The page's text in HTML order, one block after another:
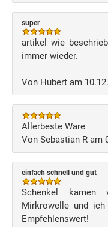
super
artikel wie
immer wieder.
Von Hubert am
Allerbeste Ware
Von Sebastian R am
einfach schnell und gut
Schenkel
Mirkrowelle und
Empfehlenswert!